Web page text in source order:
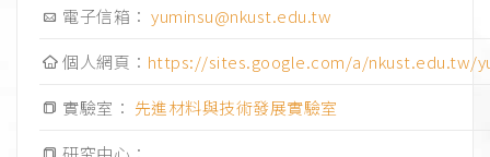
電子信箱： yuminsu@nkust.edu.tw
個人網頁： https://sites.google.com/a/nkust.edu.tw/
實驗室： 先進材料與技術發展實驗室